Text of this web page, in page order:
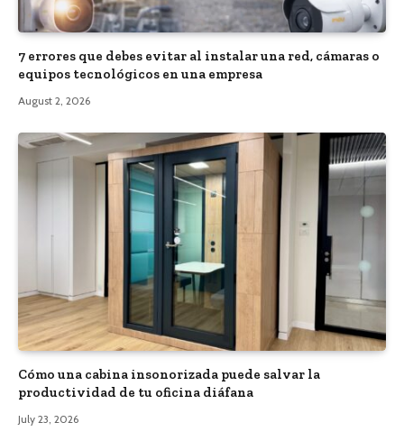
7 errores que debes evitar al instalar una red, cámaras o
equipos tecnológicos en una empresa
August 2, 2026
Cómo una cabina insonorizada puede salvar la
productividad de tu oficina diáfana
July 23, 2026